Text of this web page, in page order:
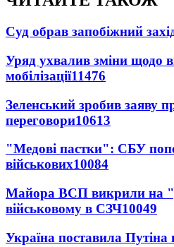
Суд обрав запобіжний
Уряд ухвалив зміни щодо
мобілізації11476
Зеленський зробив заяву
переговори10613
"Медові пастки": СБУ
військових10084
Майора ВСП викрили на
військовому в СЗЧ10049
Україна поставила